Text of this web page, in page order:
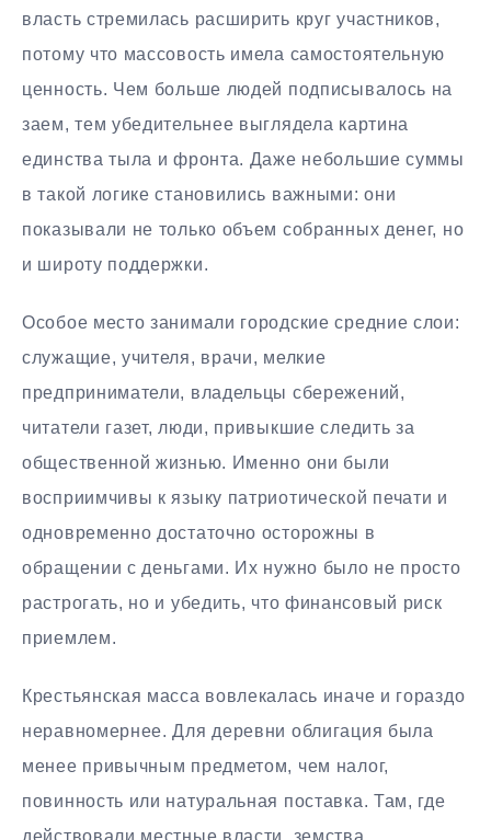
власть стремилась расширить круг участников,
потому что массовость имела самостоятельную
ценность. Чем больше людей подписывалось на
заем, тем убедительнее выглядела картина
единства тыла и фронта. Даже небольшие суммы
в такой логике становились важными: они
показывали не только объем собранных денег, но
и широту поддержки.
Особое место занимали городские средние слои:
служащие, учителя, врачи, мелкие
предприниматели, владельцы сбережений,
читатели газет, люди, привыкшие следить за
общественной жизнью. Именно они были
восприимчивы к языку патриотической печати и
одновременно достаточно осторожны в
обращении с деньгами. Их нужно было не просто
растрогать, но и убедить, что финансовый риск
приемлем.
Крестьянская масса вовлекалась иначе и гораздо
неравномернее. Для деревни облигация была
менее привычным предметом, чем налог,
повинность или натуральная поставка. Там, где
действовали местные власти, земства,